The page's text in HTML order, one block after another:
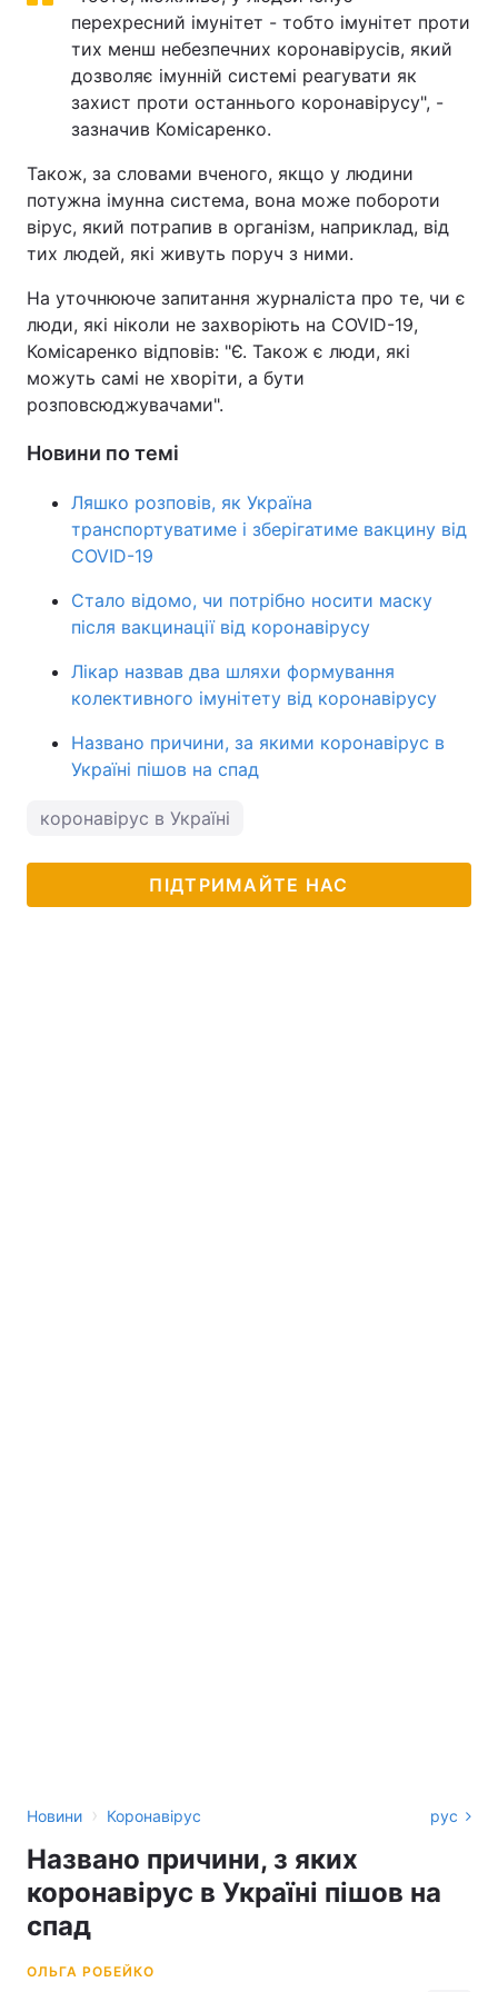
Тема оформлення
перехресний імунітет - тобто імунітет проти
тих менш небезпечних коронавірусів, який
дозволяє імунній системі реагувати як
захист проти останнього коронавірусу", -
зазначив Комісаренко.
Також, за словами вченого, якщо у людини
потужна імунна система, вона може побороти
вірус, який потрапив в організм, наприклад, від
тих людей, які живуть поруч з ними.
На уточнююче запитання журналіста про те, чи є
люди, які ніколи не захворіють на COVID-19,
Комісаренко відповів: "Є. Також є люди, які
можуть самі не хворіти, а бути
розповсюджувачами".
Новини по темі
Ляшко розповів, як Україна
транспортуватиме і зберігатиме вакцину від
COVID-19
Стало відомо, чи потрібно носити маску
після вакцинації від коронавірусу
Лікар назвав два шляхи формування
колективного імунітету від коронавірусу
Названо причини, за якими коронавірус в
Україні пішов на спад
коронавірус в Україні
ПІДТРИМАЙТЕ НАС
Новини › Коронавірус рус
Названо причини, з яких
коронавірус в Україні пішов на
спад
ОЛЬГА РОБЕЙКО